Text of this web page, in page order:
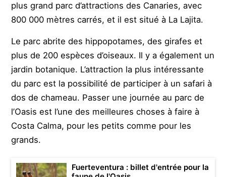
plus grand parc d’attractions des Canaries, avec
800 000 mètres carrés, et il est situé à La Lajita.
Le parc abrite des hippopotames, des girafes et
plus de 200 espèces d’oiseaux. Il y a également un
jardin botanique. L’attraction la plus intéressante
du parc est la possibilité de participer à un safari à
dos de chameau. Passer une journée au parc de
l’Oasis est l’une des meilleures choses à faire à
Costa Calma, pour les petits comme pour les
grands.
Fuerteventura : billet d'entrée pour la